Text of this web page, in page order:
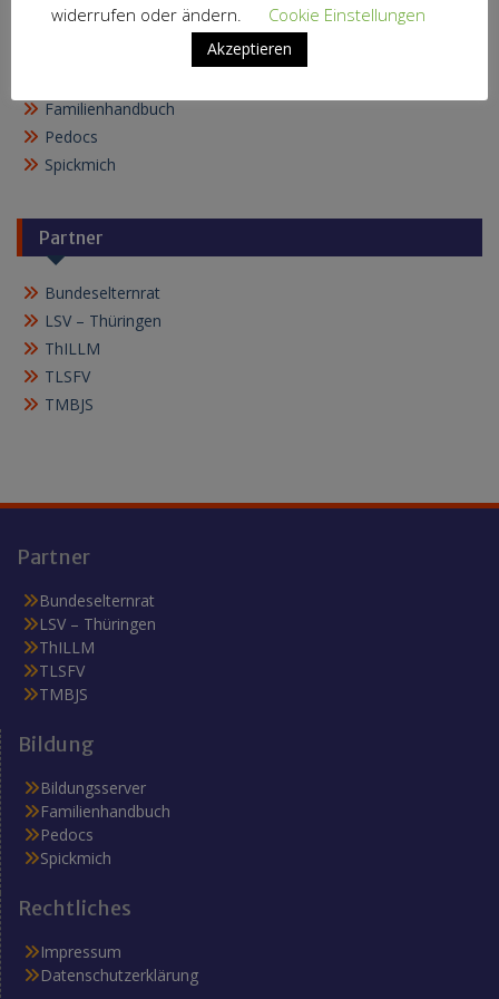
Bildung
Familienhandbuch
Pedocs
Spickmich
Partner
Bundeselternrat
LSV – Thüringen
ThILLM
TLSFV
TMBJS
Partner
Bundeselternrat
LSV – Thüringen
ThILLM
TLSFV
TMBJS
Bildung
Bildungsserver
Familienhandbuch
Pedocs
Spickmich
Rechtliches
Impressum
Datenschutzerklärung
widerrufen oder ändern.
Cookie Einstellungen
Akzeptieren